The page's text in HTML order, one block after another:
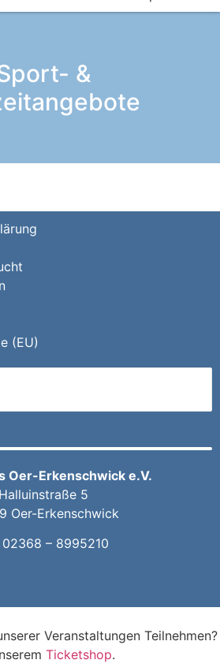
&
(EU)
Oer-Erkenschwick e.V.
Halluinstraße 5
Oer-Erkenschwick
02368 – 8995210
Veranstaltungen Teilnehmen?
Ticketshop.